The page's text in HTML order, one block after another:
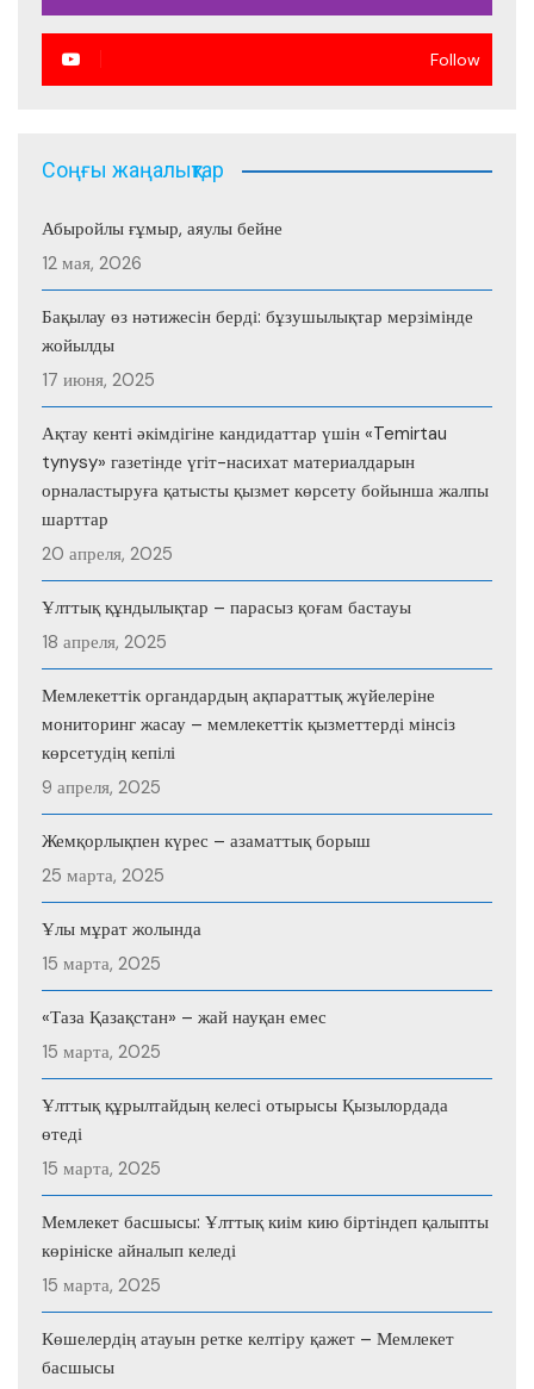
Follow
Соңғы жаңалықтар
Абыройлы ғұмыр, аяулы бейне
12 мая, 2026
Бақылау өз нәтижесін берді: бұзушылықтар мерзімінде
жойылды
17 июня, 2025
Ақтау кенті әкімдігіне кандидаттар үшін «Temirtau
tynysy» газетінде үгіт-насихат материалдарын
орналастыруға қатысты қызмет көрсету бойынша жалпы
шарттар
20 апреля, 2025
Ұлттық құндылықтар – парасыз қоғам бастауы
18 апреля, 2025
Мемлекеттік органдардың ақпараттық жүйелеріне
мониторинг жасау – мемлекеттік қызметтерді мінсіз
көрсетудің кепілі
9 апреля, 2025
Жемқорлықпен күрес – азаматтық борыш
25 марта, 2025
Ұлы мұрат жолында
15 марта, 2025
«Таза Қазақстан» – жай науқан емес
15 марта, 2025
Ұлттық құрылтайдың келесі отырысы Қызылордада
өтеді
15 марта, 2025
Мемлекет басшысы: Ұлттық киім кию біртіндеп қалыпты
көрініске айналып келеді
15 марта, 2025
Көшелердің атауын ретке келтіру қажет – Мемлекет
басшысы